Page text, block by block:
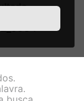
e quais
dados
nosso site,
incluindo,
em nossa
nosso aviso de
"